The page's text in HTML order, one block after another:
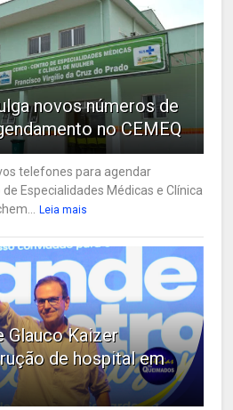
novos números de
no CEMEQ
telefones para agendar
Especialidades Médicas e Clínica
Leia mais
Glauco Kaizer
de hospital em